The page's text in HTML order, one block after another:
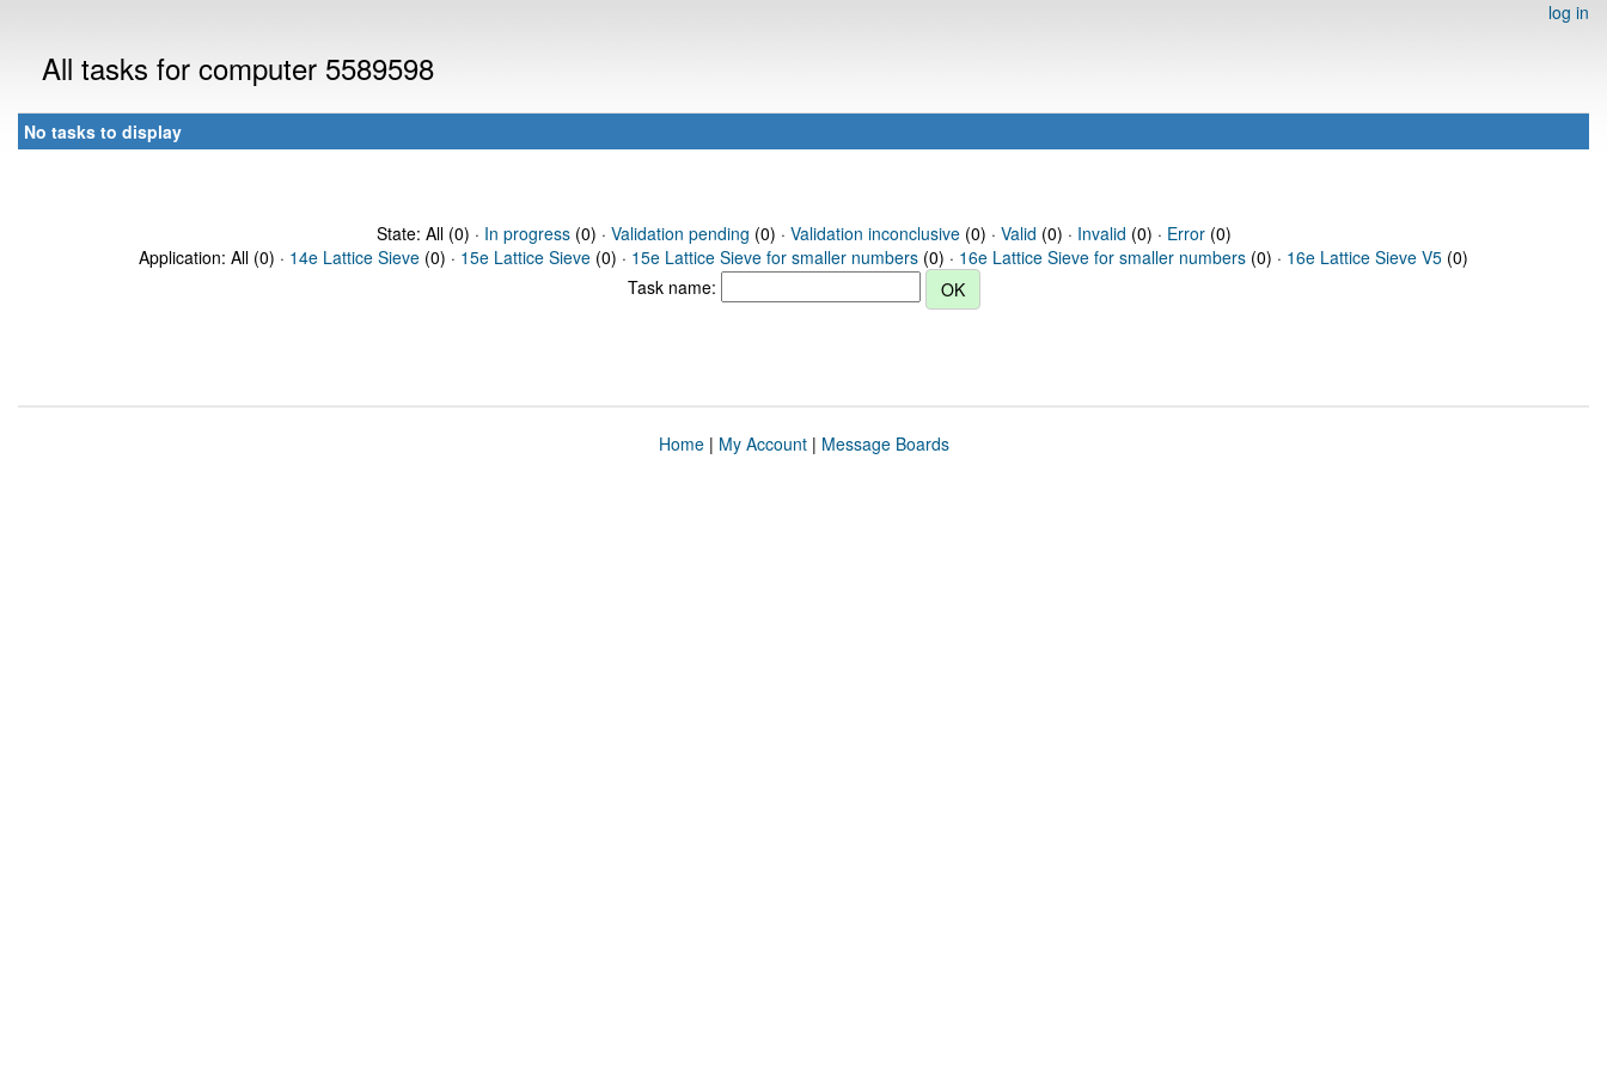
log in
All tasks for computer 5589598
No tasks to display
State: All (0) · In progress(0) · Validation pending (0) · Validation inconclusive(0) · Valid (0) · Invalid (0) · Error(0)
Application: All (0) · 14e Lattice Sieve (0) · 15e Lattice Sieve (0) · 15e Lattice Sieve for smaller numbers (0) · 16e Lattice Sieve for smaller numbers (0) · 16e Lattice Sieve V5 (0)
Task name:
Home| My Account| Message Boards